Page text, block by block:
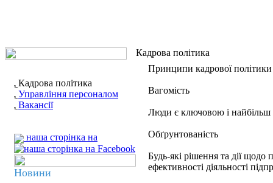
Кадрова політика
Управління персоналом
Вакансії
наша сторінка на
Новини
Кадрова політика
Принципи кадрової
Вагомість
Люди є ключовою і найбільш
Обґрунтованість
Будь-які рішення та дії щодо
ефективності діяльності